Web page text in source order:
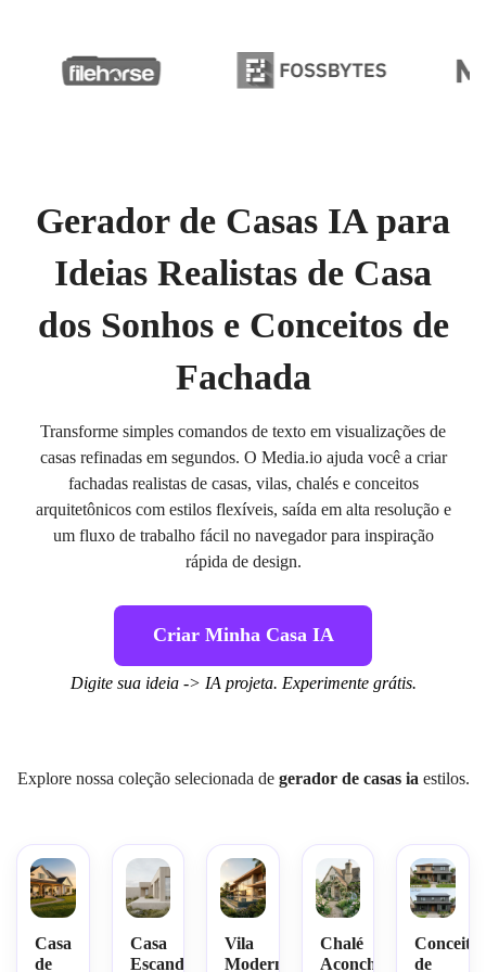
Gerador de Casas IA para
Ideias Realistas de Casa
dos Sonhos e Conceitos de
Fachada
Transforme simples comandos de texto em visualizações de
casas refinadas em segundos. O Media.io ajuda você a criar
fachadas realistas de casas, vilas, chalés e conceitos
arquitetônicos com estilos flexíveis, saída em alta resolução e
um fluxo de trabalho fácil no navegador para inspiração
rápida de design.
Criar Minha Casa IA
Digite sua ideia -> IA projeta. Experimente grátis.
Explore nossa coleção selecionada de gerador de casas ia estilos.
Casa
de
Casa
Escandinava
Vila
Moderna
Chalé
Aconchegante
Conceito
de